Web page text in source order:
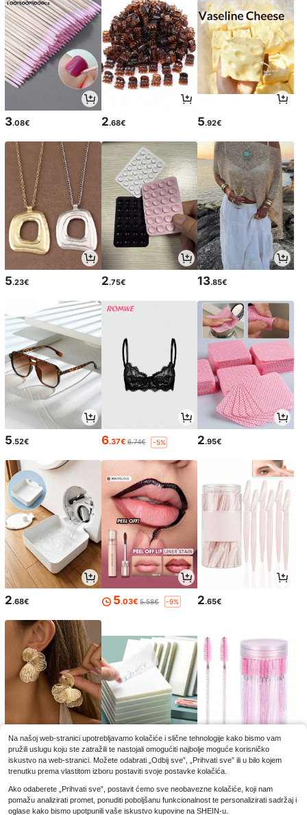
3.08€ 2.68€ 5.92€
5.23€ 2.75€ 13.85€
5.52€ 6.37€ 6.74€ -5% 2.95€
2.68€ 5.03€ 5.58€ -9% 2.65€
4.32€ 3.35€ 2.85€
Na našoj web-stranici upotrebljavamo kolačiće i slične tehnologije kako bismo vam
pružili uslugu koju ste zatražili te nastojali omogućiti najbolje moguće korisničko
iskustvo na web-stranici. Možete odabrati „Odbij sve”, „Prihvati sve” ili u bilo kojem
trenutku prema vlastitom izboru postaviti svoje postavke kolačića.
Ako odaberete „Prihvati sve”, postavit ćemo sve neobavezne kolačiće, koji nam
pomažu analizirati promet, ponuditi poboljšanu funkcionalnost te personalizirati sadržaj i
oglase kako bismo upotpunili vaše iskustvo kupovine na SHEIN-u.